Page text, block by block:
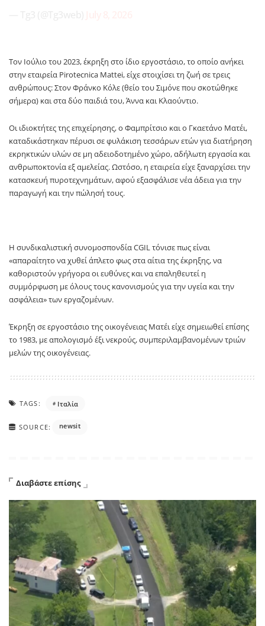
Τον Ιούλιο του 2023, έκρηξη στο ίδιο εργοστάσιο, το οποίο ανήκει
στην εταιρεία Pirotecnica Mattei, είχε στοιχίσει τη ζωή σε τρεις
ανθρώπους: Στον Φράνκο Κόλε (θείο του Σιμόνε που σκοτώθηκε
σήμερα) και στα δύο παιδιά του, Άννα και Κλαούντιο.
Οι ιδιοκτήτες της επιχείρησης, ο Φαμπρίτσιο και ο Γκαετάνο Ματέι,
καταδικάστηκαν πέρυσι σε φυλάκιση τεσσάρων ετών για διατήρηση
εκρηκτικών υλών σε μη αδειοδοτημένο χώρο, αδήλωτη εργασία και
ανθρωποκτονία εξ αμελείας. Ωστόσο, η εταιρεία είχε ξαναρχίσει την
κατασκευή πυροτεχνημάτων, αφού εξασφάλισε νέα άδεια για την
παραγωγή και την πώλησή τους.
Η συνδικαλιστική συνομοσπονδία CGIL τόνισε πως είναι
«απαραίτητο να χυθεί άπλετο φως στα αίτια της έκρηξης, να
καθοριστούν γρήγορα οι ευθύνες και να επαληθευτεί η
συμμόρφωση με όλους τους κανονισμούς για την υγεία και την
ασφάλεια» των εργαζομένων.
Έκρηξη σε εργοστάσιο της οικογένειας Ματέι είχε σημειωθεί επίσης
το 1983, με απολογισμό έξι νεκρούς, συμπεριλαμβανομένων τριών
μελών της οικογένειας.
TAGS: Ιταλία
SOURCE: newsit
Διαβάστε επίσης